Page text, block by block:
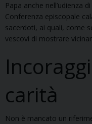
Papa anche nell’udienza
Conferenza episcopale
sacerdoti, ai quali, come
vescovi di mostrare
carità
Non è mancato un